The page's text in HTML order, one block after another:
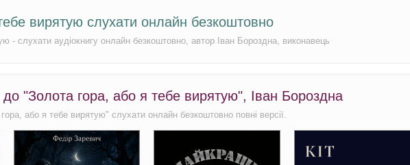
вирятую слухати онлайн безкоштовно
- слухати аудіокнигу онлайн безкоштовно, автор Іван Бороздна, виконавець
до "Золота гора, або я тебе вирятую", Іван Бороздна
або я тебе вирятую" слухати онлайн безкоштовно повні версії.